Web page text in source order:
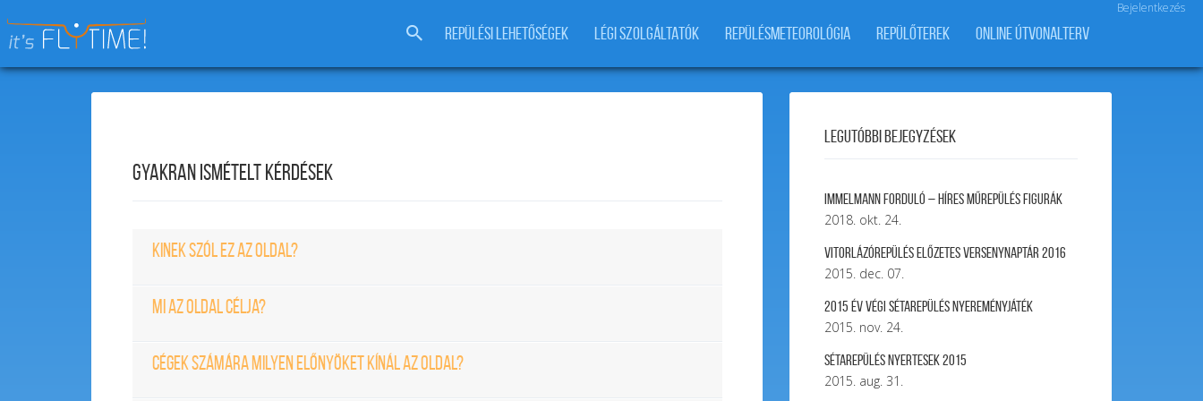
Bejelentkezés
REPÜLÉSI LEHETŐSÉGEK LÉGI SZOLGÁLTATÓK REPÜLÉSMETEOROLÓGIA REPÜLŐTEREK ONLINE ÚTVONALTERV
Keresés:
GYAKRAN ISMÉTELT KÉRDÉSEK
KINEK SZÓL EZ AZ OLDAL?
MI AZ OLDAL CÉLJA?
CÉGEK SZÁMÁRA MILYEN ELŐNYÖKET KÍNÁL AZ OLDAL?
Legutóbbi bejegyzések
Immelmann forduló – Híres Műrepülés Figurák
2018. okt. 24.
Vitorlázórepülés ELŐZETES VERSENYNAPTÁR 2016
2015. dec. 07.
2015 év végi sétarepülés nyereményjáték
2015. nov. 24.
Sétarepülés nyertesek 2015
2015. aug. 31.